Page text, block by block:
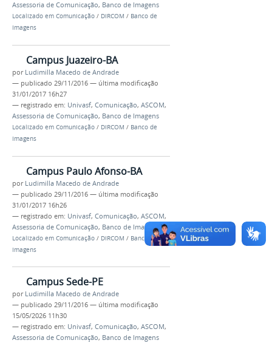
Assessoria de Comunicação, Banco de Imagens
Localizado em Comunicação / DIRCOM / Banco de
Imagens
Campus Juazeiro-BA
por Ludimilla Macedo de Andrade
— publicado 29/11/2016 — última modificação
31/01/2017 16h27
— registrado em: Univasf, Comunicação, ASCOM,
Assessoria de Comunicação, Banco de Imagens
Localizado em Comunicação / DIRCOM / Banco de
Imagens
Campus Paulo Afonso-BA
por Ludimilla Macedo de Andrade
— publicado 29/11/2016 — última modificação
31/01/2017 16h26
— registrado em: Univasf, Comunicação, ASCOM,
Assessoria de Comunicação, Banco de Imagens
Localizado em Comunicação / DIRCOM / Banco de
Imagens
Campus Sede-PE
por Ludimilla Macedo de Andrade
— publicado 29/11/2016 — última modificação
15/05/2026 11h30
— registrado em: Univasf, Comunicação, ASCOM,
Assessoria de Comunicação, Banco de Imagens